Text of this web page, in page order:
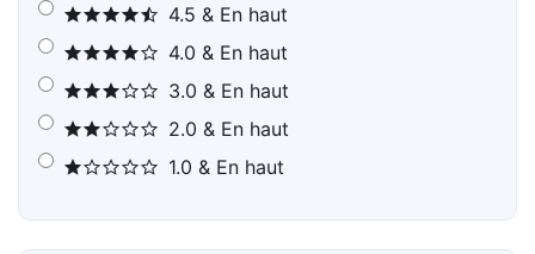
4.5 & En haut
4.0 & En haut
3.0 & En haut
2.0 & En haut
1.0 & En haut